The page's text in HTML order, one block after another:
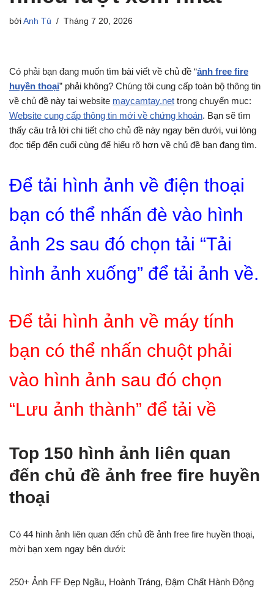
bởi Anh Tú Tháng 7 20, 2026
Có phải bạn đang muốn tìm bài viết về chủ đề “ảnh free fire
huyền thoại” phải không? Chúng tôi cung cấp toàn bộ thông tin
về chủ đề này tại website maycamtay.net trong chuyển mục:
Website cung cấp thông tin mới về chứng khoán. Bạn sẽ tìm
thấy câu trả lời chi tiết cho chủ đề này ngay bên dưới, vui lòng
đọc tiếp đến cuối cùng để hiểu rõ hơn về chủ đề bạn đang tìm.
Để tải hình ảnh về điện thoại
bạn có thể nhấn đè vào hình
ảnh 2s sau đó chọn tải “Tải
hình ảnh xuống” để tải ảnh về.
Để tải hình ảnh về máy tính
bạn có thể nhấn chuột phải
vào hình ảnh sau đó chọn
“Lưu ảnh thành” để tải về
Top 150 hình ảnh liên quan
đến chủ đề ảnh free fire huyền
thoại
Có 44 hình ảnh liên quan đến chủ đề ảnh free fire huyền thoại,
mời bạn xem ngay bên dưới:
250+ Ảnh FF Đẹp Ngầu, Hoành Tráng, Đậm Chất Hành Động